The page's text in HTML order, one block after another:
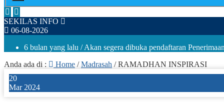
SEKILAS INFO
06-08-2026
6 bulan yang lalu / Akan segera dibuka pendaftaran
Anda ada di :
Home /Madrasah /RAMADHAN INSPIRASI
20
Mar 2024